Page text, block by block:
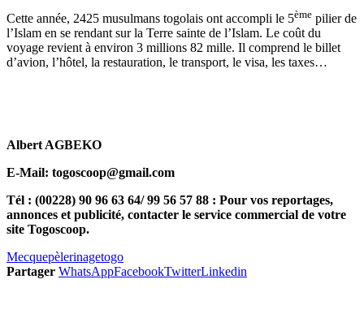
Cette année, 2425 musulmans togolais ont accompli le 5ème pilier de
l’Islam en se rendant sur la Terre sainte de l’Islam. Le coût du
voyage revient à environ 3 millions 82 mille. Il comprend le billet
d’avion, l’hôtel, la restauration, le transport, le visa, les taxes…
Albert AGBEKO
E-Mail: togoscoop@gmail.com
Tél : (00228) 90 96 63 64/ 99 56 57 88 : Pour vos reportages,
annonces et publicité, contacter le service commercial de votre
site Togoscoop.
Mecquepèlerinagetogo
Partager WhatsAppFacebookTwitterLinkedin